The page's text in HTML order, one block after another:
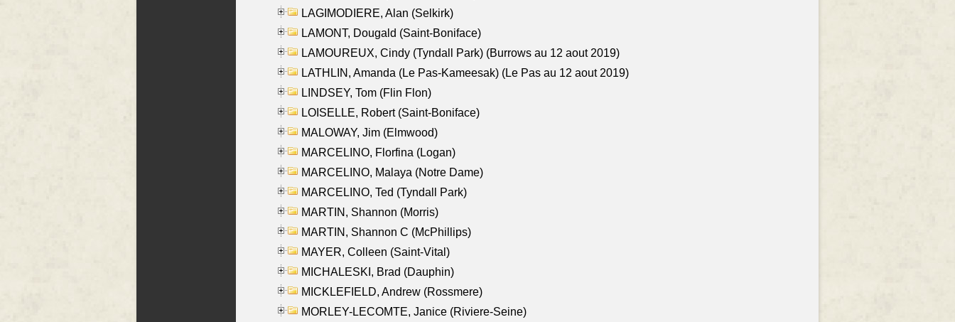
LAGIMODIERE, Alan (Selkirk)
LAMONT, Dougald (Saint-Boniface)
LAMOUREUX, Cindy (Tyndall Park) (Burrows au 12 aout 2019)
LATHLIN, Amanda (Le Pas-Kameesak) (Le Pas au 12 aout 2019)
LINDSEY, Tom (Flin Flon)
LOISELLE, Robert (Saint-Boniface)
MALOWAY, Jim (Elmwood)
MARCELINO, Florfina (Logan)
MARCELINO, Malaya (Notre Dame)
MARCELINO, Ted (Tyndall Park)
MARTIN, Shannon (Morris)
MARTIN, Shannon C (McPhillips)
MAYER, Colleen (Saint-Vital)
MICHALESKI, Brad (Dauphin)
MICKLEFIELD, Andrew (Rossmere)
MORLEY-LECOMTE, Janice (Riviere-Seine)